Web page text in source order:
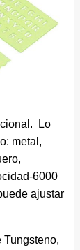
Lo
metal,
6000
ajustar
Tungsteno,